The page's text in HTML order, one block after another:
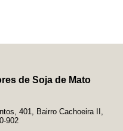
de Soja de Mato
401, Bairro Cachoeira II,
902